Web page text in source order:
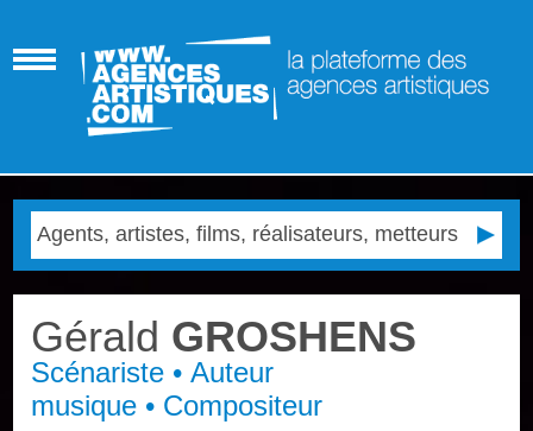
Gérald GROSHENS
Scénariste • Auteur
musique • Compositeur